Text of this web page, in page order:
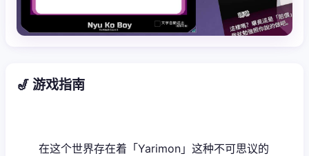
🎷 游戏指南
在这个世界存在着「Yarimon」这种不可思议的